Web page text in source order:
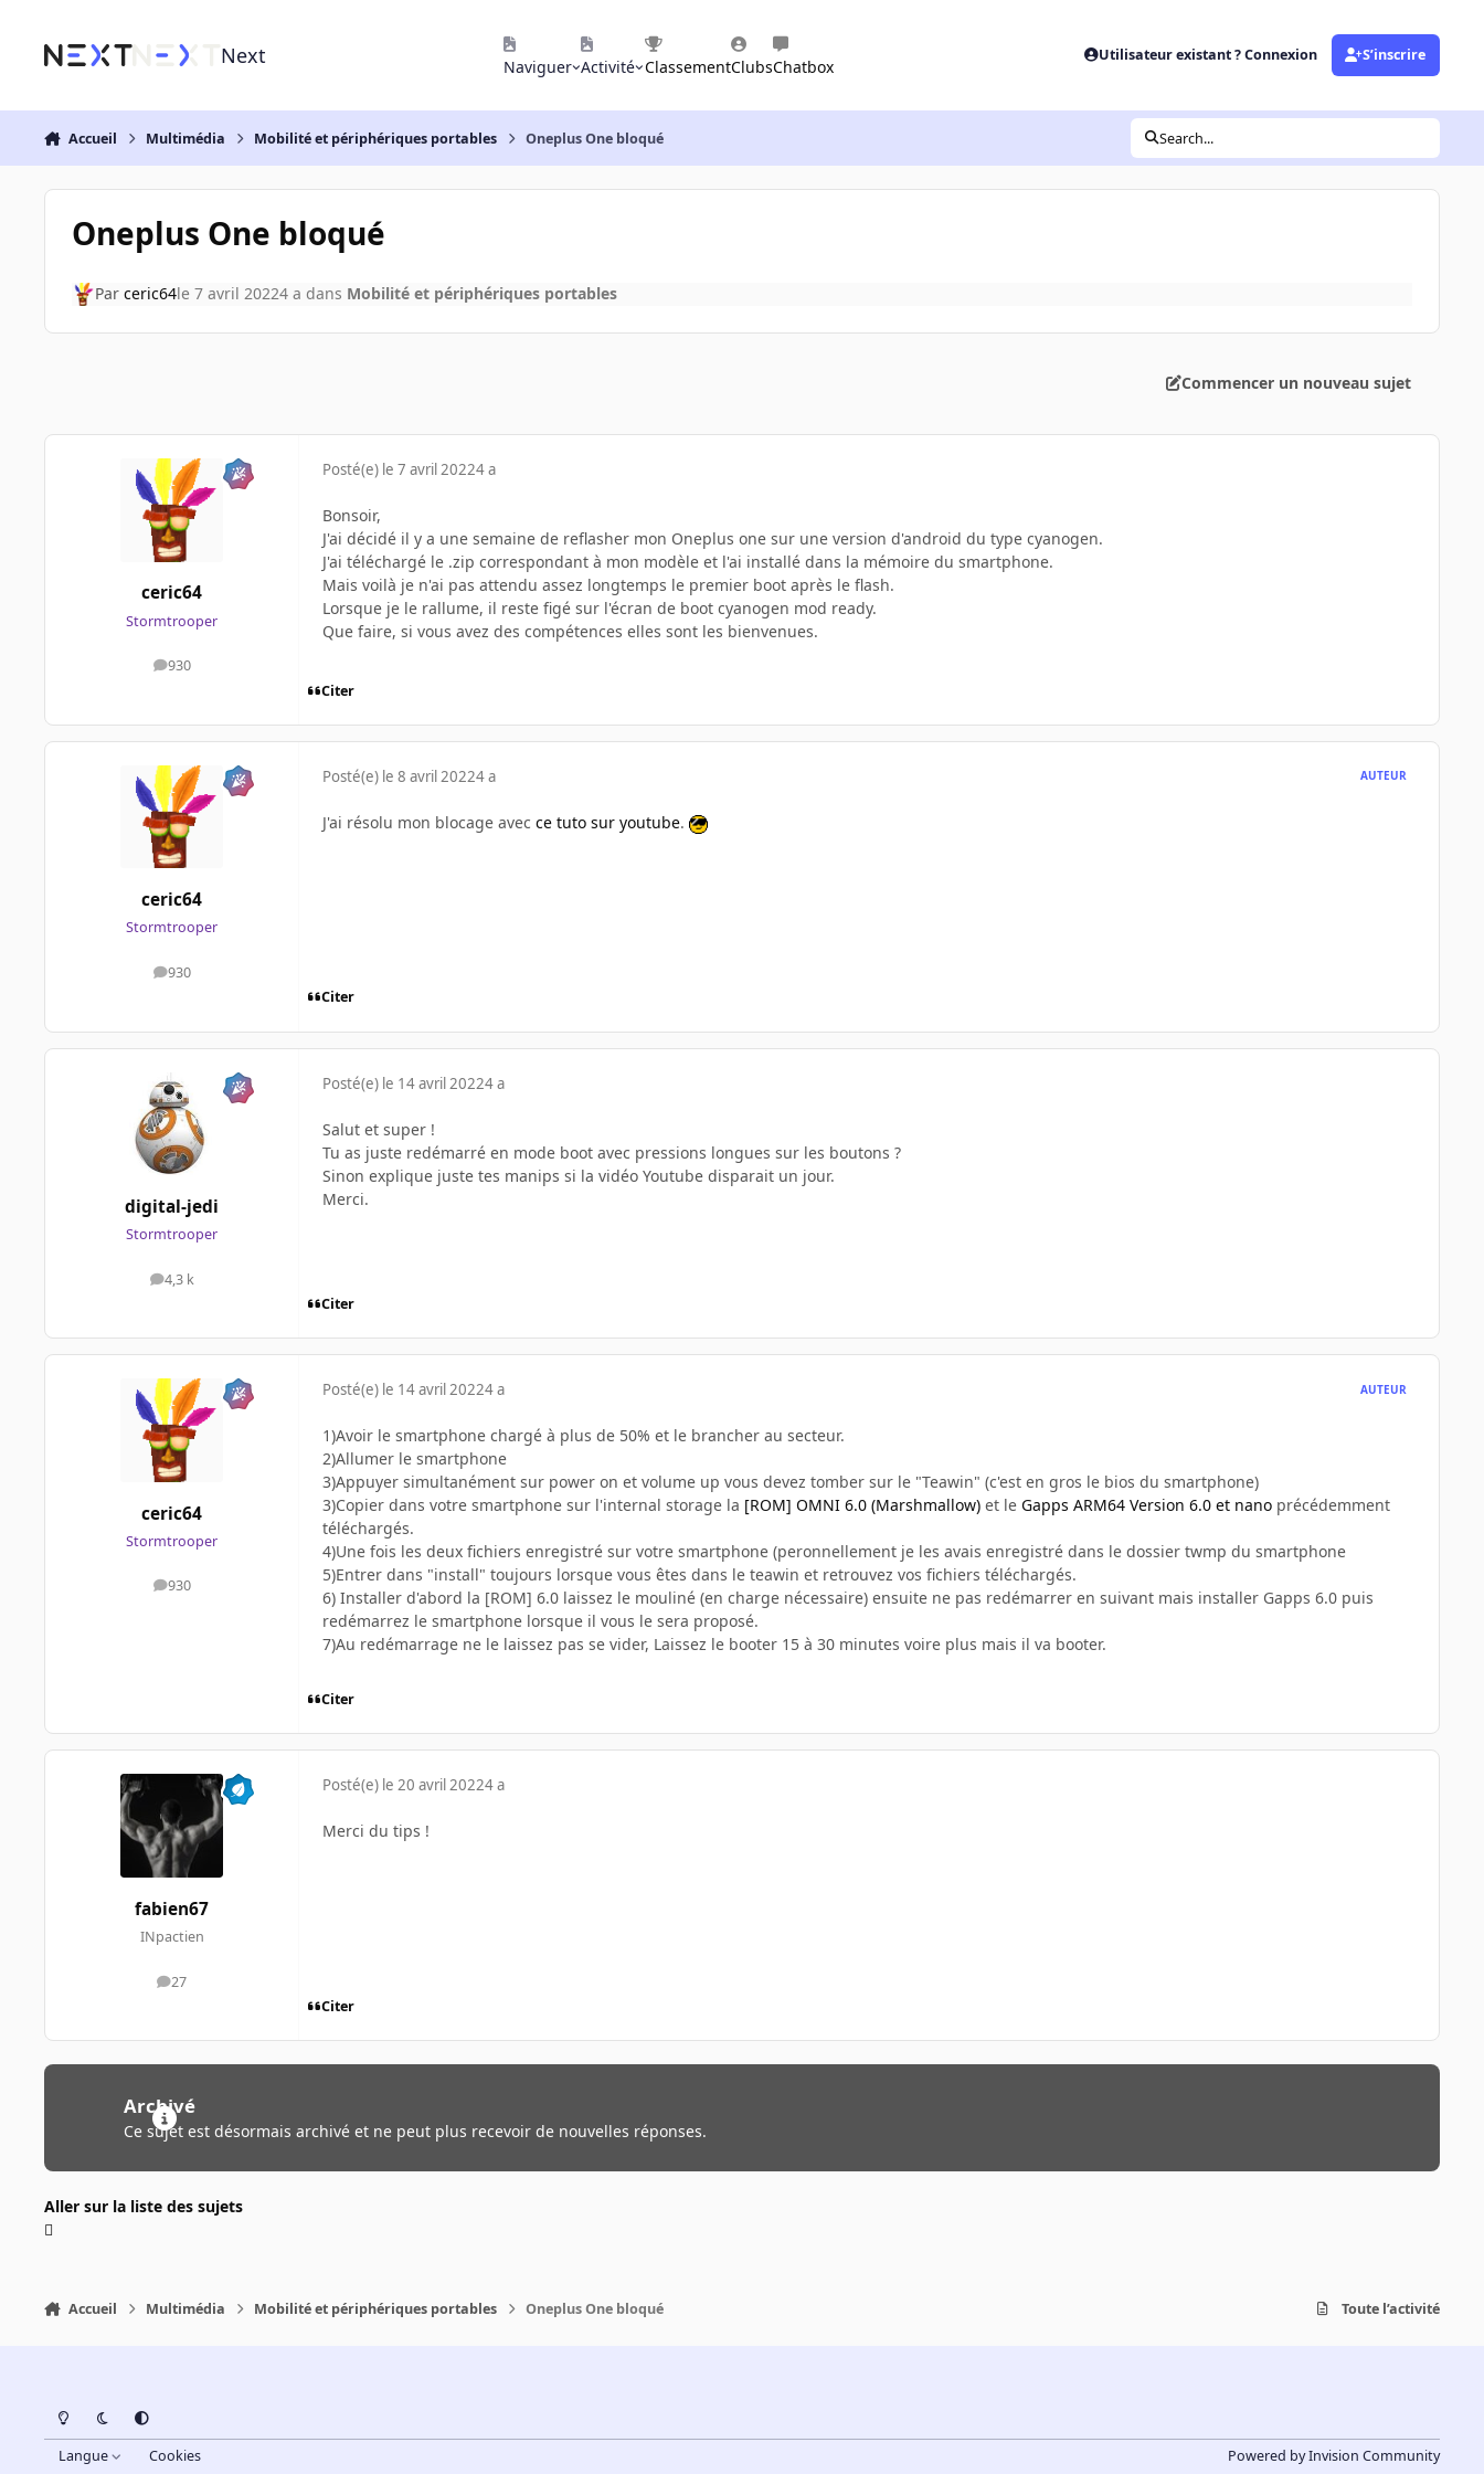
Next Naviguer Activité ClassementClubsChatbox
Utilisateur existant ? Connexion S’inscrire
Accueil Multimédia Mobilité et périphériques portables Oneplus One bloqué Search...
Oneplus One bloqué
Par ceric64le 7 avril 20224 a dans Mobilité et périphériques portables
Commencer un nouveau sujet
ceric64
Stormtrooper
930
messages
Posté(e) le 7 avril 20224 a
Bonsoir,
J'ai décidé il y a une semaine de reflasher mon Oneplus one sur une version d'android du type cyanogen.
J'ai téléchargé le .zip correspondant à mon modèle et l'ai installé dans la mémoire du smartphone.
Mais voilà je n'ai pas attendu assez longtemps le premier boot après le flash.
Lorsque je le rallume, il reste figé sur l'écran de boot cyanogen mod ready.
Que faire, si vous avez des compétences elles sont les bienvenues.
Citer
ceric64
Stormtrooper
930
messages
Posté(e) le 8 avril 20224 a AUTEUR
J'ai résolu mon blocage avec ce tuto sur youtube.
Citer
digital-jedi
Stormtrooper
4,3 k
messages
Posté(e) le 14 avril 20224 a
Salut et super !
Tu as juste redémarré en mode boot avec pressions longues sur les boutons ?
Sinon explique juste tes manips si la vidéo Youtube disparait un jour.
Merci.
Citer
ceric64
Stormtrooper
930
messages
Posté(e) le 14 avril 20224 a AUTEUR
1)Avoir le smartphone chargé à plus de 50% et le brancher au secteur.
2)Allumer le smartphone
3)Appuyer simultanément sur power on et volume up vous devez tomber sur le "Teawin" (c'est en gros le bios du smartphone)
3)Copier dans votre smartphone sur l'internal storage la [ROM] OMNI 6.0 (Marshmallow) et le Gapps ARM64 Version 6.0 et nano précédemment
téléchargés.
4)Une fois les deux fichiers enregistré sur votre smartphone (peronnellement je les avais enregistré dans le dossier twmp du smartphone
5)Entrer dans "install" toujours lorsque vous êtes dans le teawin et retrouvez vos fichiers téléchargés.
6) Installer d'abord la [ROM] 6.0 laissez le mouliné (en charge nécessaire) ensuite ne pas redémarrer en suivant mais installer Gapps 6.0 puis
redémarrez le smartphone lorsque il vous le sera proposé.
7)Au redémarrage ne le laissez pas se vider, Laissez le booter 15 à 30 minutes voire plus mais il va booter.
Citer
fabien67
INpactien
27
messages
Posté(e) le 20 avril 20224 a
Merci du tips !
Citer
Archivé
Ce sujet est désormais archivé et ne peut plus recevoir de nouvelles réponses.
Aller sur la liste des sujets
Accueil Multimédia Mobilité et périphériques portables Oneplus One bloqué Toute l’activité
Light ModeDark ModeSystem Preference
Langue Cookies Powered byInvision Community